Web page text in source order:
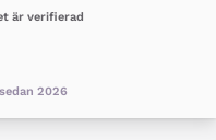
är verifierad
2026